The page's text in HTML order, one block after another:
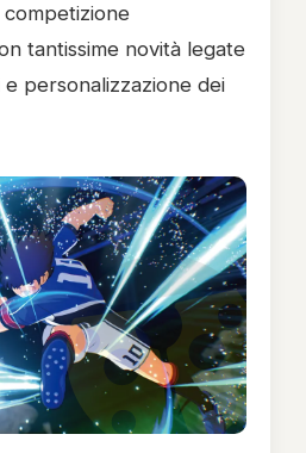
competizione
tantissime novità legate
personalizzazione dei